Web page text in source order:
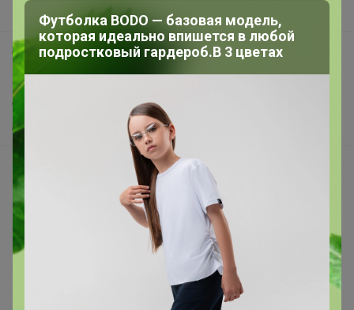
Поддержка альпак
Самое выгодное
Хиты продаж
Самое желанное
Самое быстрое
Начать зарабатывать с 24-ok
Picabox.ru - Лучшее место для ваших изображений
Розыгрыш - Генератор случайных чисел
Пульс нашего маркетплейса
Футболка BODO — базовая модель,
которая идеально впишется в любой
подростковый гардероб.В 3 цветах